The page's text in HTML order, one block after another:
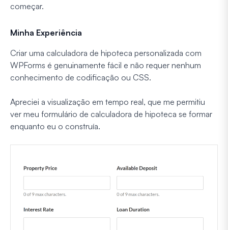
começar.
Minha Experiência
Criar uma calculadora de hipoteca personalizada com
WPForms é genuinamente fácil e não requer nenhum
conhecimento de codificação ou CSS.
Apreciei a visualização em tempo real, que me permitiu
ver meu formulário de calculadora de hipoteca se formar
enquanto eu o construía.